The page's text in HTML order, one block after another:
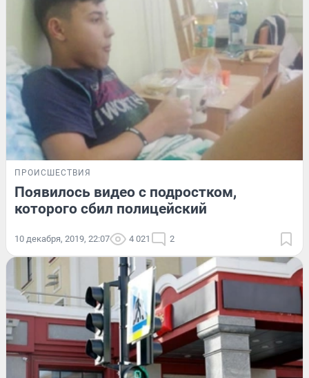
ПРОИСШЕСТВИЯ
Появилось видео с подростком,
которого сбил полицейский
10 декабря, 2019, 22:07 4 021 2